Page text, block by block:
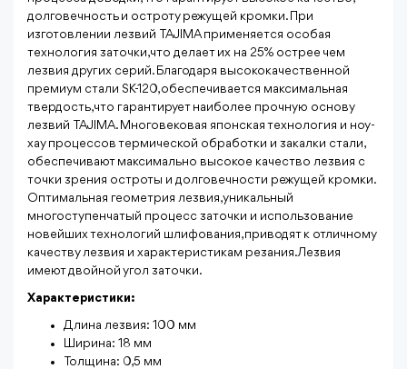
долговечность и остроту режущей кромки. При
изготовлении лезвий TAJIMA применяется особая
технология заточки, что делает их на 25% острее чем
лезвия других серий. Благодаря высококачественной
премиум стали SK-120, обеспечивается максимальная
твердость, что гарантирует наиболее прочную основу
лезвий TAJIMA. Многовековая японская технология и ноу-
хау процессов термической обработки и закалки стали,
обеспечивают максимально высокое качество лезвия с
точки зрения остроты и долговечности режущей кромки.
Оптимальная геометрия лезвия, уникальный
многоступенчатый процесс заточки и использование
новейших технологий шлифования, приводят к отличному
качеству лезвия и характеристикам резания. Лезвия
имеют двойной угол заточки.
Характеристики:
Длина лезвия: 100 мм
Ширина: 18 мм
Толщина: 0,5 мм